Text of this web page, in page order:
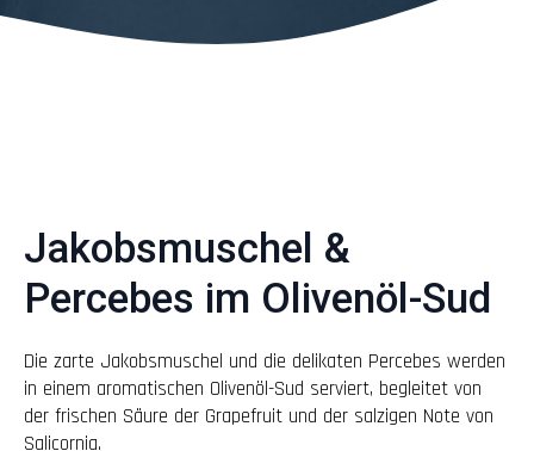
Jakobsmuschel &
Percebes im Olivenöl-Sud
Die zarte Jakobsmuschel und die delikaten Percebes werden
in einem aromatischen Olivenöl-Sud serviert, begleitet von
der frischen Säure der Grapefruit und der salzigen Note von
Salicornia.